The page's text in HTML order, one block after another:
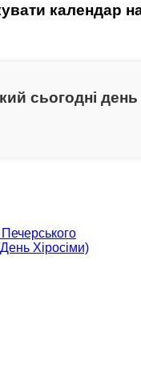
календар на
сьогодні
Хіросіми)